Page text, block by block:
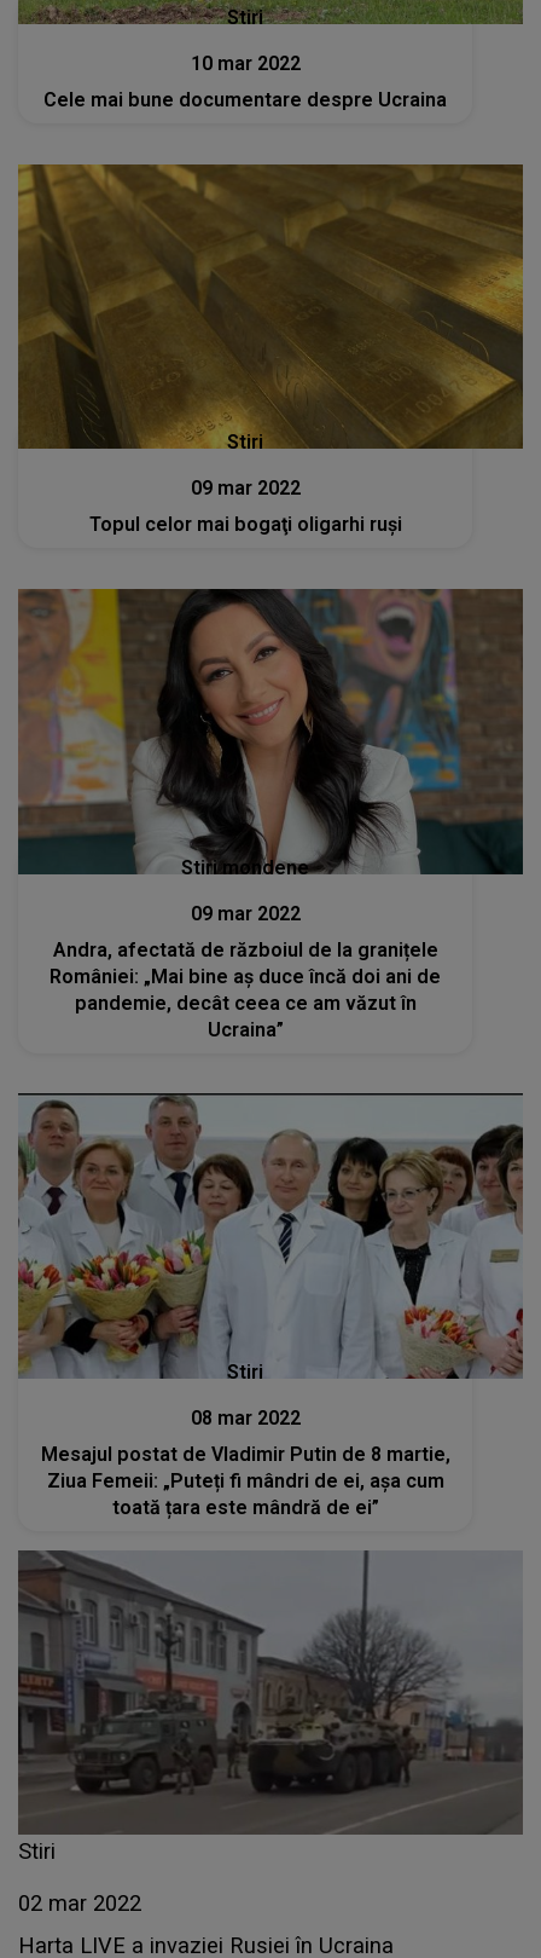
Stiri
10 mar 2022
Cele mai bune documentare despre Ucraina
Stiri
09 mar 2022
Topul celor mai bogaţi oligarhi ruşi
Stiri mondene
09 mar 2022
Andra, afectată de războiul de la granițele
României: „Mai bine aș duce încă doi ani de
pandemie, decât ceea ce am văzut în
Ucraina”
Stiri
08 mar 2022
Mesajul postat de Vladimir Putin de 8 martie,
Ziua Femeii: „Puteți fi mândri de ei, așa cum
toată țara este mândră de ei”
Stiri
02 mar 2022
Harta LIVE a invaziei Rusiei în Ucraina